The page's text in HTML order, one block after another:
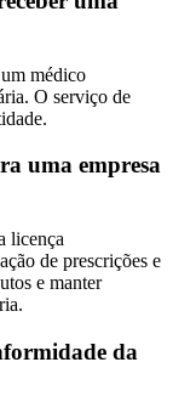
médico
O serviço de
uma empresa
licença
de prescrições e
e manter
da